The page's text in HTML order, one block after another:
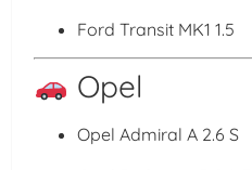
Ford Transit MK1 1.5
Opel
Opel Admiral A 2.6 S